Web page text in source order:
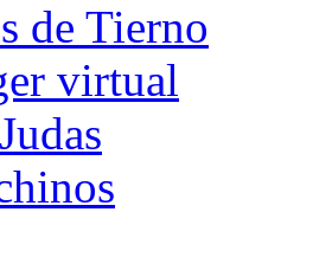
de Tierno
virtual